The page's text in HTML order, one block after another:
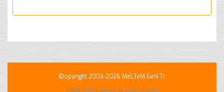
©opyright 2003-2026 MeLTeM.GeN.Tr
Sayfa 0.004 saniyede oluşturuldu.